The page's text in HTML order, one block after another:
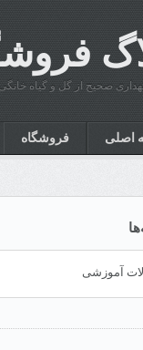
صحیح از گل و گیاه خانگی
اصلی فروشگاه
آموزشی